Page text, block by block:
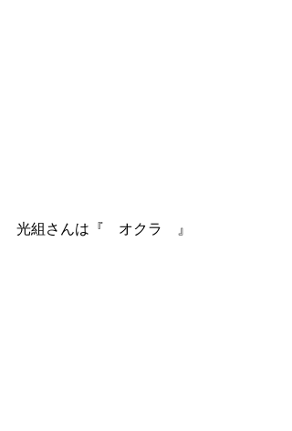
光組さんは『　オクラ　』